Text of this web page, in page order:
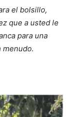
el bolsillo,
que a usted le
para una
menudo.